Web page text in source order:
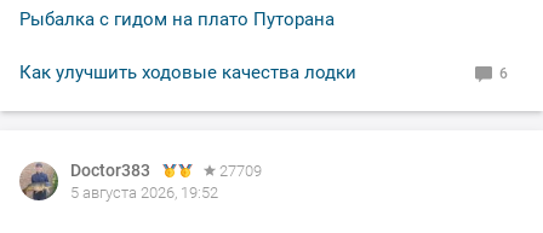
рад.
По уровню воды всё путём, особых спадов и скачков
Рыбакам, НХНЧ и рыбацких дней!
Рыбалка с гидом на плато Путорана
Как улучшить ходовые качества лодки 6
Doctor383
27709
5 августа 2026, 19:52